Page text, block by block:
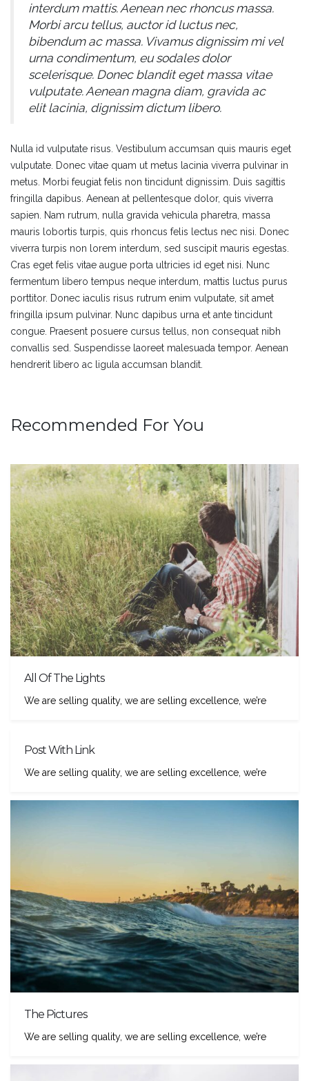
interdum mattis. Aenean nec rhoncus massa.
Morbi arcu tellus, auctor id luctus nec,
bibendum ac massa. Vivamus dignissim mi vel
urna condimentum, eu sodales dolor
scelerisque. Donec blandit eget massa vitae
vulputate. Aenean magna diam, gravida ac
elit lacinia, dignissim dictum libero.
Nulla id vulputate risus. Vestibulum accumsan quis mauris eget
vulputate. Donec vitae quam ut metus lacinia viverra pulvinar in
metus. Morbi feugiat felis non tincidunt dignissim. Duis sagittis
fringilla dapibus. Aenean at pellentesque dolor, quis viverra
sapien. Nam rutrum, nulla gravida vehicula pharetra, massa
mauris lobortis turpis, quis rhoncus felis lectus nec nisi. Donec
viverra turpis non lorem interdum, sed suscipit mauris egestas.
Cras eget felis vitae augue porta ultricies id eget nisi. Nunc
fermentum libero tempus neque interdum, mattis luctus purus
porttitor. Donec iaculis risus rutrum enim vulputate, sit amet
fringilla ipsum pulvinar. Nunc dapibus urna et ante tincidunt
congue. Praesent posuere cursus tellus, non consequat nibh
convallis sed. Suspendisse laoreet malesuada tempor. Aenean
hendrerit libero ac ligula accumsan blandit.
Recommended For You
All Of The Lights
We are selling quality, we are selling excellence, we’re
Post With Link
We are selling quality, we are selling excellence, we’re
The Pictures
We are selling quality, we are selling excellence, we’re